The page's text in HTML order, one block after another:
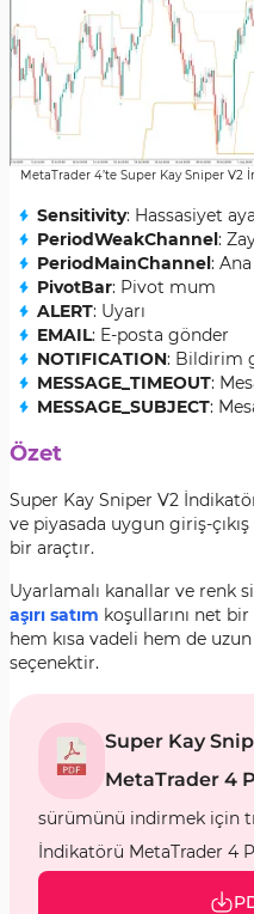
MetaTrader 4’te Super Kay Sniper
Sensitivity: Hassasiyet
PeriodWeakChannel:
PeriodMainChannel:
PivotBar: Pivot mum
ALERT: Uyarı
EMAIL: E-posta gönder
NOTIFICATION: Bildirim
MESSAGE_TIMEOUT:
MESSAGE_SUBJECT:
Özet
Super Kay Sniper V2
ve piyasada uygun giriş-
bir araçtır.
Uyarlamalı kanallar ve renk
aşırı satım koşullarını net
hem kısa vadeli hem de
seçenektir.
Super Kay
MetaTrader 4
sürümünü indirmek için
İndikatörü MetaTrader 4